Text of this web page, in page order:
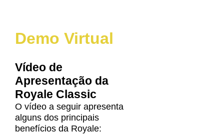
Demo Virtual
Vídeo de
Apresentação da
Royale Classic
O vídeo a seguir apresenta
alguns dos principais
benefícios da Royale: